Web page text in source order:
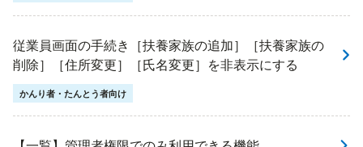
従業員画面の手続き［扶養家族の追加］［扶養家族の
削除］［住所変更］［氏名変更］を非表示にする
かんり者・たんとう者向け